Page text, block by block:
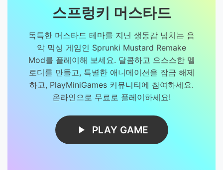
스프렁키 머스타드
독특한 머스타드 테마를 지닌 생동감 넘치는 음
악 믹싱 게임인 Sprunki Mustard Remake
Mod를 플레이해 보세요. 달콤하고 으스스한 멜
로디를 만들고, 특별한 애니메이션을 잠금 해제
하고, PlayMiniGames 커뮤니티에 참여하세요.
온라인으로 무료로 플레이하세요!
PLAY GAME